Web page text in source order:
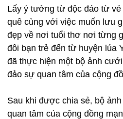
Lấy ý tưởng từ độc đáo từ
quê cùng với việc muốn lưu
đẹp về nơi tuổi thơ nơi từng
đôi bạn trẻ đến từ huyện lúa
đã thực hiện một bộ ảnh
đảo sự quan tâm của cộng
Sau khi được chia sẻ, bộ
quan tâm của cộng đồng